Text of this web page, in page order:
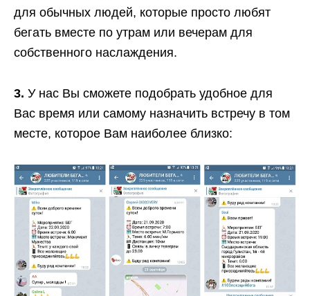
для обычных людей, которые просто любят
бегать вместе по утрам или вечерам для
собственного наслаждения.
3. У нас Вы сможете подобрать удобное для
Вас время или самому назначить встречу в том
месте, которое Вам наиболее близко: